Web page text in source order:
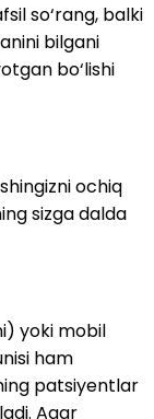
so‘rang, balki
bilgani
bo‘lishi
ochiq
sizga dalda
yoki mobil
ham
patsiyentlar
Agar